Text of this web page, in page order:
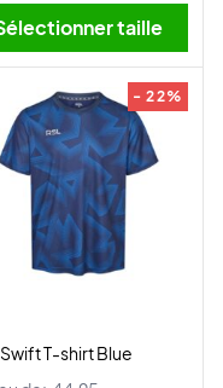
taille
- 22%
Swift T-shirt Blue